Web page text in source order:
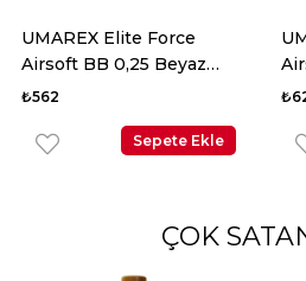
UMAREX Elite Force
Airsoft BB 0,25 Beyaz
2700 Adet
₺562
Sepete Ekle
ÇOK